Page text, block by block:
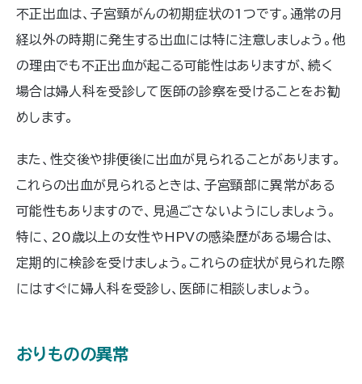
不正出血は、子宮頸がんの初期症状の1つです。通常の月
経以外の時期に発生する出血には特に注意しましょう。他
の理由でも不正出血が起こる可能性はありますが、続く
場合は婦人科を受診して医師の診察を受けることをお勧
めします。
また、性交後や排便後に出血が見られることがあります。
これらの出血が見られるときは、子宮頸部に異常がある
可能性もありますので、見過ごさないようにしましょう。
特に、20歳以上の女性やHPVの感染歴がある場合は、
定期的に検診を受けましょう。これらの症状が見られた際
にはすぐに婦人科を受診し、医師に相談しましょう。
おりものの異常